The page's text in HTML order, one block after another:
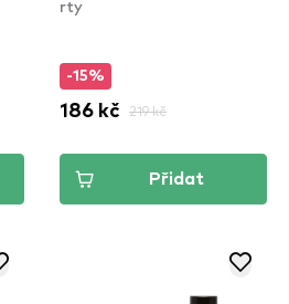
rty
-15%
186 kč 219 kč
Přidat